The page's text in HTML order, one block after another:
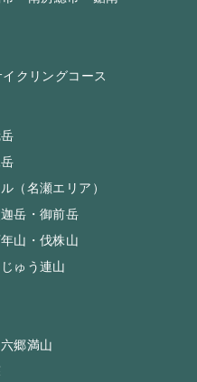
クリングコース
（名瀬エリア）
岳・御前岳
山・伐株山
ゅう連山
郷満山